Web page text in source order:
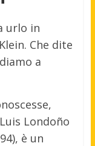
urlo in
Che dite
a
Londoño
è un